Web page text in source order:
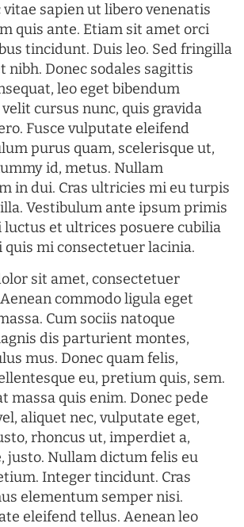
vitae sapien ut libero venenatis
quis ante. Etiam sit amet orci
tincidunt. Duis leo. Sed fringilla
nibh. Donec sodales sagittis
leo eget bibendum
velit cursus nunc, quis gravida
Fusce vulputate eleifend
purus quam, scelerisque ut,
id, metus. Nullam
in dui. Cras ultricies mi eu turpis
Vestibulum ante ipsum primis
luctus et ultrices posuere cubilia
quis mi consectetuer lacinia.
sit amet, consectetuer
commodo ligula eget
Cum sociis natoque
dis parturient montes,
mus. Donec quam felis,
eu, pretium quis, sem.
massa quis enim. Donec pede
aliquet nec, vulputate eget,
rhoncus ut, imperdiet a,
justo. Nullam dictum felis eu
Integer tincidunt. Cras
elementum semper nisi.
eleifend tellus. Aenean leo